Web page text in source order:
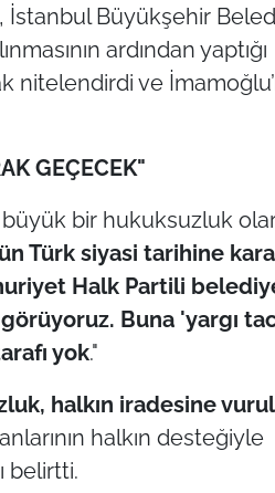
, İstanbul Büyükşehir
ardından yaptığı
nitelendirdi ve
GEÇECEK"
büyük bir hukuksuzluk
Türk siyasi tarihine
Halk Partili
Buna 'yargı
yok."
halkın iradesine
halkın desteğiyle
belirtti.